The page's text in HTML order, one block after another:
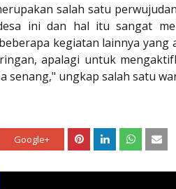
salah satu
ini dan hal itu sangat
kegiatan lainnya yang
apalagi untuk
senang," ungkap salah satu
Google+